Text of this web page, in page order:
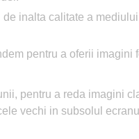
inalta calitate a
pentru a oferii
pentru a reda imagini
vechi in subsolul